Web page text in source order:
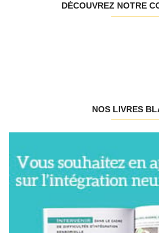
DÉCOUVREZ NOTRE
NOS LIVRES